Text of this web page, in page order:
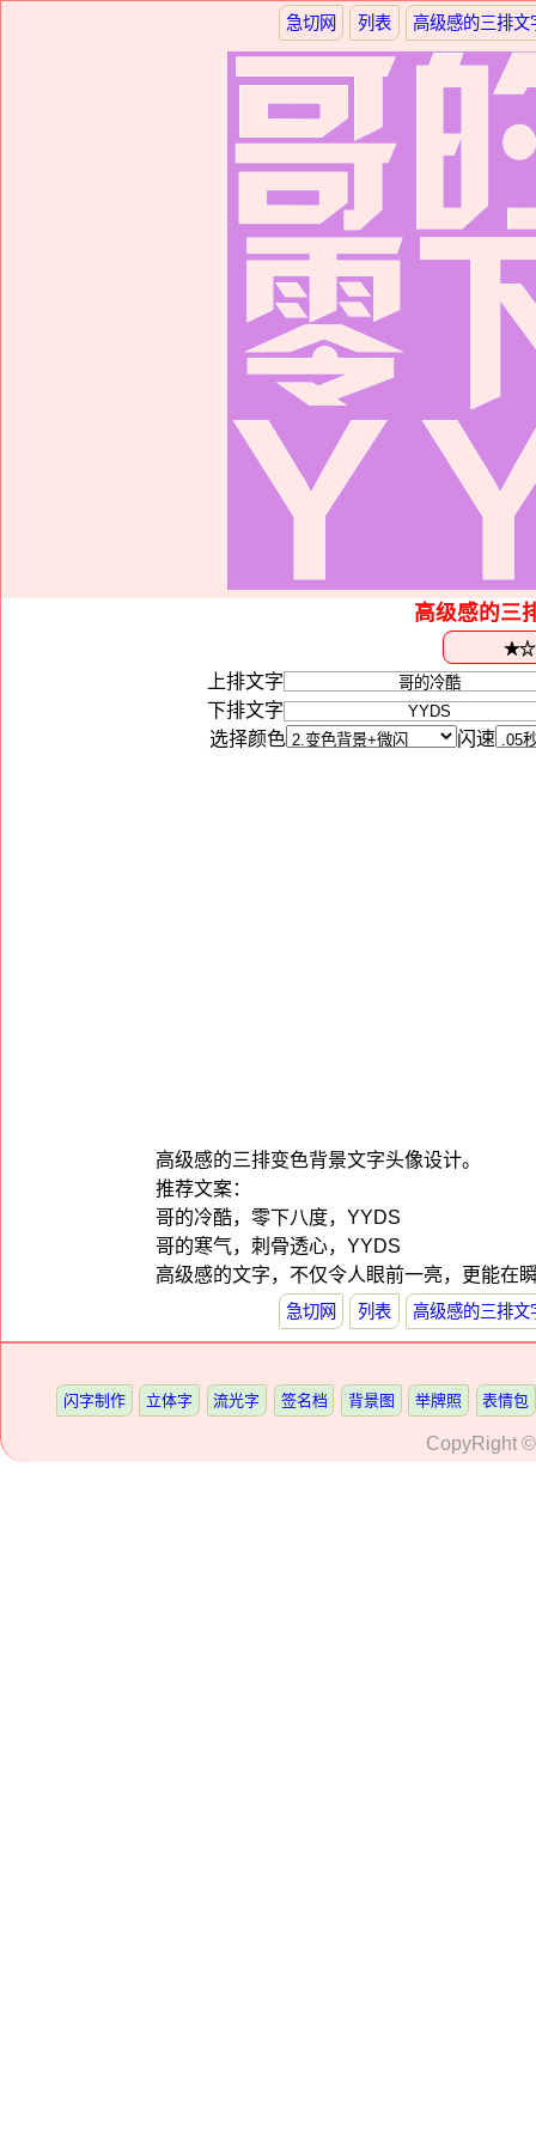
急切网 列表 高级感的三排文
高级感的三
上排文字
下排文字
选择颜色
闪速
高级感的三排变色背景文字头像设计。
推荐文案：
哥的冷酷，零下八度，YYDS
哥的寒气，刺骨透心，YYDS
高级感的文字，不仅令人眼前一亮，更能在
急切网 列表 高级感的三排文
闪字制作 立体字 流光字 签名档 背景图 举牌照 表情包
CopyRight